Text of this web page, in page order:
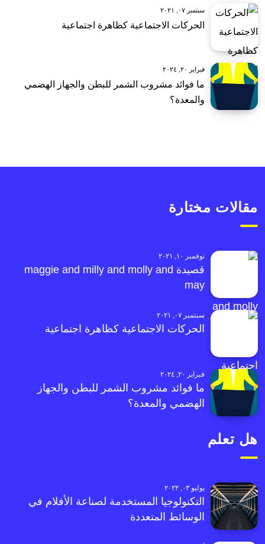
سبتمبر ٠٧, ٢٠٢١
الحركات الاجتماعية كظاهرة اجتماعية
فبراير ٢٠, ٢٠٢٤
ما فوائد مشروب الشمر للبطن والجهاز الهضمي
والمعدة؟
مقالات مختارة
نوفمبر ١٠, ٢٠٢١
قصيدة maggie and milly and molly and
may
سبتمبر ٠٧, ٢٠٢١
الحركات الاجتماعية كظاهرة اجتماعية
فبراير ٢٠, ٢٠٢٤
ما فوائد مشروب الشمر للبطن والجهاز
الهضمي والمعدة؟
هل تعلم
يوليو ٠٣, ٢٠٢٢
التكنولوجيا المستخدمة لصناعة الأفلام في
الوسائط المتعددة